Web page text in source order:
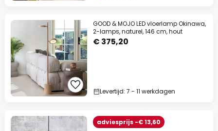
GOOD & MOJO LED vloerlamp Okinawa,
2-lamps, naturel, 146 cm, hout
€ 375,20
Levertijd: 7 - 11 werkdagen
adviesprijs -€ 13,60